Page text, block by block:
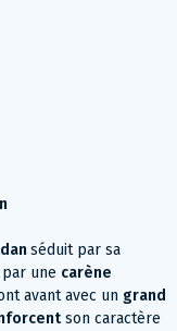
séduit par sa
une carène
avant avec un grand
son caractère